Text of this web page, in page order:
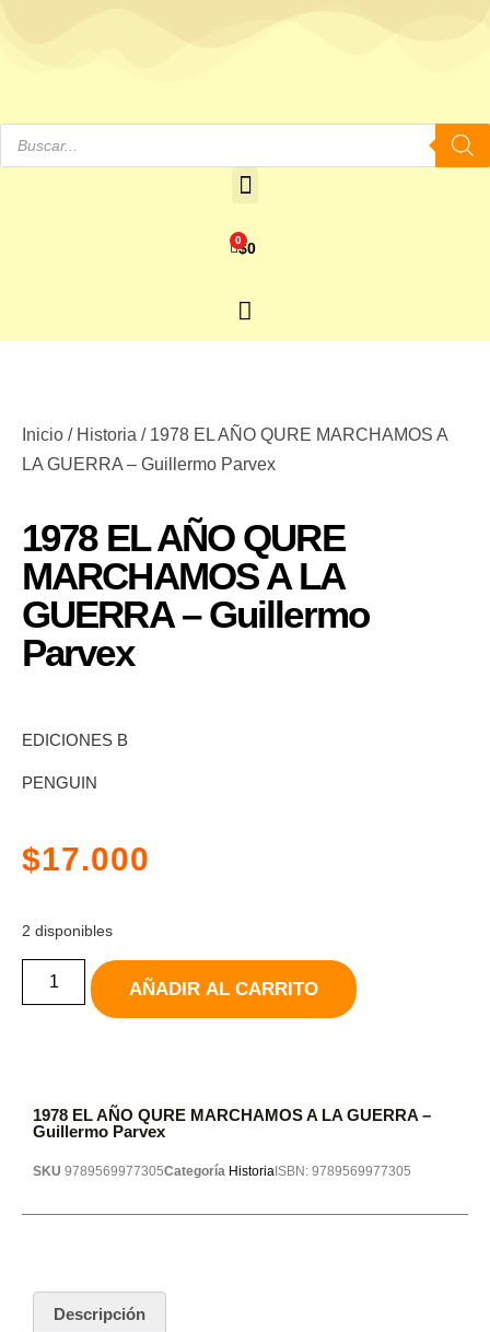
$0
0
Inicio / Historia / 1978 EL AÑO QURE MARCHAMOS A
LA GUERRA – Guillermo Parvex
1978 EL AÑO QURE
MARCHAMOS A LA
GUERRA – Guillermo
Parvex
EDICIONES B
PENGUIN
$17.000
2 disponibles
AÑADIR AL CARRITO
1978 EL AÑO QURE MARCHAMOS A LA GUERRA –
Guillermo Parvex
SKU 9789569977305Categoría HistoriaISBN: 9789569977305
Descripción